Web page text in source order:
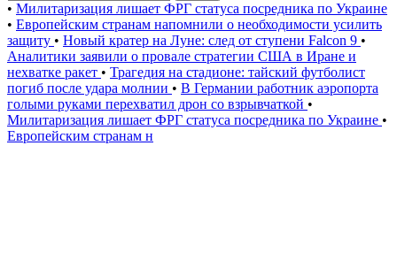
• Милитаризация лишает ФРГ статуса посредника по Украине
• Европейским странам напомнили о необходимости усилить
защиту • Новый кратер на Луне: след от ступени Falcon 9 •
Аналитики заявили о провале стратегии США в Иране и
нехватке ракет • Трагедия на стадионе: тайский футболист
погиб после удара молнии • В Германии работник аэропорта
голыми руками перехватил дрон со взрывчаткой •
Милитаризация лишает ФРГ статуса посредника по Украине •
Европейским странам н